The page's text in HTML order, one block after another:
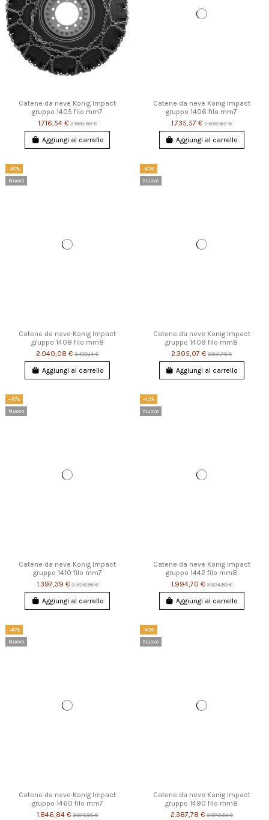
Catene da neve Konig Impact
gruppo 1405 filo mm7
1.716,54 €2.860,90 €
Aggiungi al carrello
Catene da neve Konig Impact
gruppo 1406 filo mm7
1.735,57 €2.892,62 €
Aggiungi al carrello
-40%
Nuovo
Catene da neve Konig Impact
gruppo 1408 filo mm8
2.040,08 €3.400,14 €
Aggiungi al carrello
-40%
Nuovo
Catene da neve Konig Impact
gruppo 1409 filo mm8
2.305,07 €3.841,78 €
Aggiungi al carrello
-40%
Nuovo
Catene da neve Konig Impact
gruppo 1410 filo mm7
1.397,39 €2.328,98 €
Aggiungi al carrello
-40%
Nuovo
Catene da neve Konig Impact
gruppo 1442 filo mm8
1.994,70 €3.324,50 €
Aggiungi al carrello
-40%
Nuovo
Catene da neve Konig Impact
gruppo 1460 filo mm7
1.846,84 €3.078,06 €
-40%
Nuovo
Catene da neve Konig Impact
gruppo 1490 filo mm8
2.387,78 €3.979,64 €